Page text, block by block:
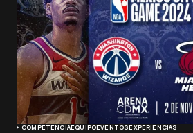
COMPETENCIAEQUIPOEVENTOSEXPERIENCIAS